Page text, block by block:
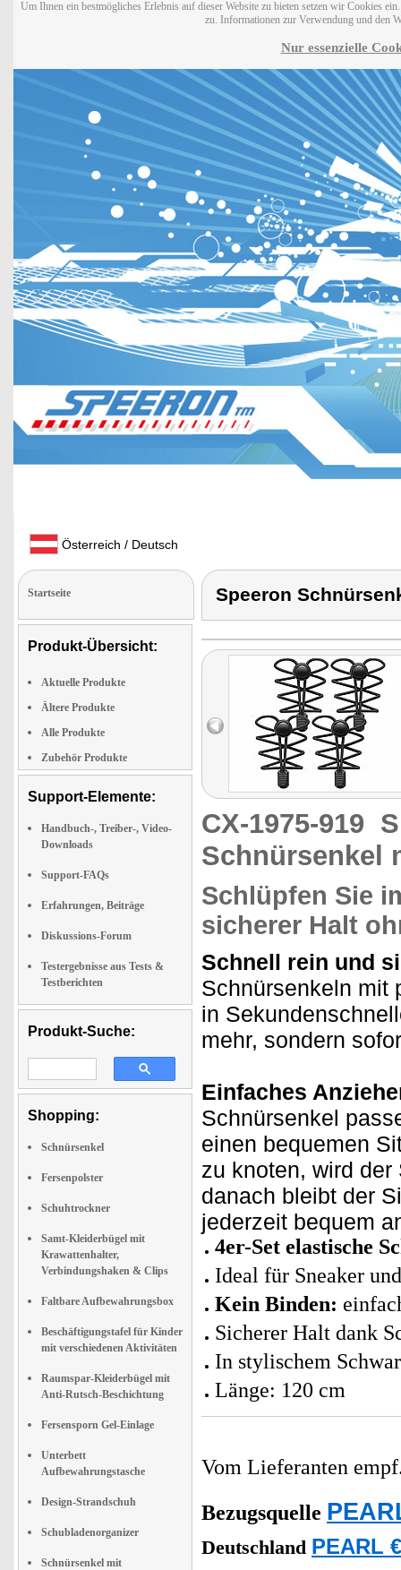
Um Ihnen ein bestmögliches Erlebnis auf dieser Website zu bieten setzen wir Cookies
zu. Informationen zur Verwendung und den
Nur essenzielle
Österreich / Deutsch
Startseite
Produkt-Übersicht:
Aktuelle Produkte
Ältere Produkte
Alle Produkte
Zubehör Produkte
Support-Elemente:
Handbuch-, Treiber-, Video-
Downloads
Support-FAQs
Erfahrungen, Beiträge
Diskussions-Forum
Testergebnisse aus Tests &
Testberichten
Produkt-Suche:
Shopping:
Schnürsenkel
Fersenpolster
Schuhtrockner
Samt-Kleiderbügel mit
Krawattenhalter,
Verbindungshaken & Clips
Faltbare Aufbewahrungsbox
Beschäftigungstafel für Kinder
mit verschiedenen Aktivitäten
Raumspar-Kleiderbügel mit
Anti-Rutsch-Beschichtung
Fersensporn Gel-Einlage
Unterbett
Aufbewahrungstasche
Design-Strandschuh
Schubladenorganizer
Schnürsenkel mit
Speeron
CX-1975-919
Schnürsenkel
Schlüpfen Sie
sicherer Halt
Schnell rein und
Schnürsenkeln mit
in
mehr, sondern
Einfaches
Schnürsenkel
einen bequemen
zu knoten, wird
danach bleibt der
jederzeit bequem
4er-Set elastische
Ideal für Sneaker
Kein Binden:
Sicherer Halt dank
In stylischem
Länge: 120 cm
Vom Lieferanten
Bezugsquelle
Deutschland PEARL